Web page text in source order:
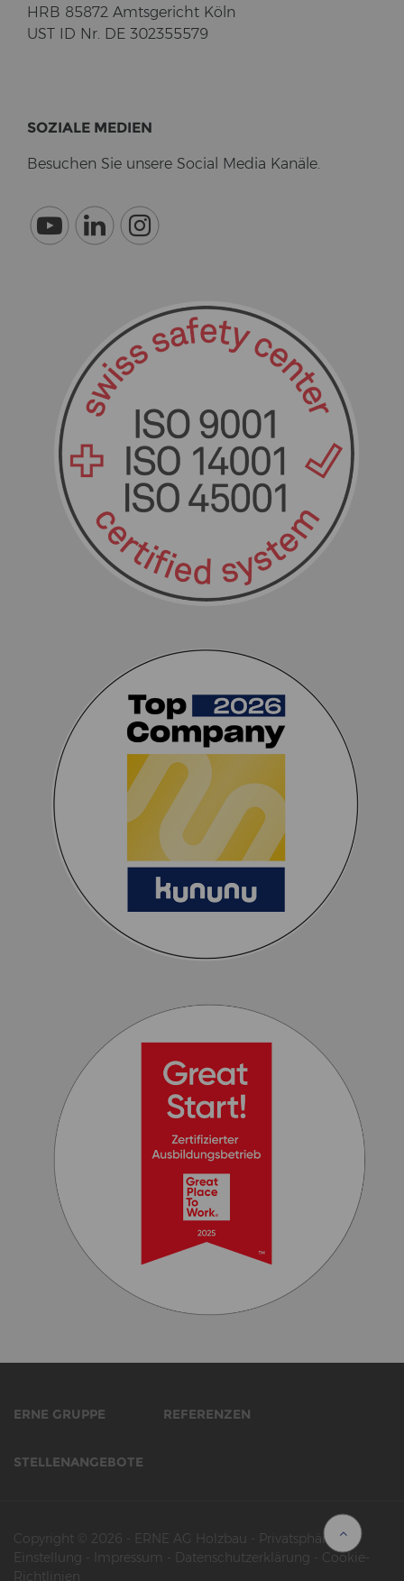
HRB 85872 Amts­ge­richt Köln
UST ID Nr. DE 302355579
SO­ZIA­LE ME­DI­EN
Be­su­chen Sie un­se­re So­cial Media Ka­nä­le.
ERNE GRUPPE REFERENZEN
STELLENANGEBOTE
Copyright © 2026 - ERNE AG Holzbau - Privatsphäre-
Einstellung - Impressum - Datenschutzerklärung - Cookie-
Richtlinien